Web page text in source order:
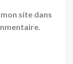
site dans